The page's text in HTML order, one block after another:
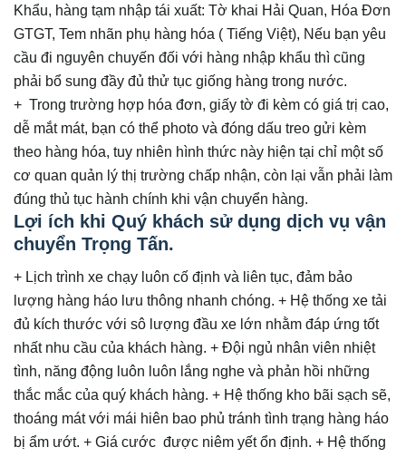
Khẩu, hàng tạm nhập tái xuất: Tờ khai Hải Quan, Hóa Đơn
GTGT, Tem nhãn phụ hàng hóa ( Tiếng Việt), Nếu bạn yêu
cầu đi nguyên chuyến đối với hàng nhập khẩu thì cũng
phải bổ sung đầy đủ thử tục giống hàng trong nước.
+ Trong trường hợp hóa đơn, giấy tờ đi kèm có giá trị cao,
dễ mắt mát, bạn có thể photo và đóng dấu treo gửi kèm
theo hàng hóa, tuy nhiên hình thức này hiện tại chỉ một số
cơ quan quản lý thị trường chấp nhận, còn lại vẫn phải làm
đúng thủ tục hành chính khi vận chuyển hàng.
Lợi ích khi Quý khách sử dụng dịch vụ vận
chuyển Trọng Tấn.
+ Lịch trình xe chạy luôn cố định và liên tục, đảm bảo
lượng hàng háo lưu thông nhanh chóng. + Hệ thống xe tải
đủ kích thước với sô lượng đầu xe lớn nhằm đáp ứng tốt
nhất nhu cầu của khách hàng. + Đội ngủ nhân viên nhiệt
tình, năng động luôn luôn lắng nghe và phản hồi những
thắc mắc của quý khách hàng. + Hệ thống kho bãi sạch sẽ,
thoáng mát với mái hiên bao phủ tránh tình trạng hàng háo
bị ẩm ướt. + Giá cước được niêm yết ổn định. + Hệ thống